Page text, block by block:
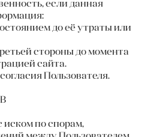
если данная
до её утраты или
стороны до момента
сайта.
Пользователя.
иском по спорам,